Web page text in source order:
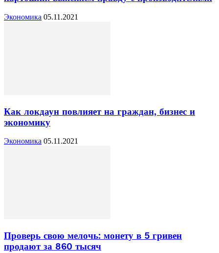
Экономика 05.11.2021
Как локдаун повлияет на граждан, бизнес и
экономику
Экономика 05.11.2021
Проверь свою мелочь: монету в 5 гривен
продают за 860 тысяч